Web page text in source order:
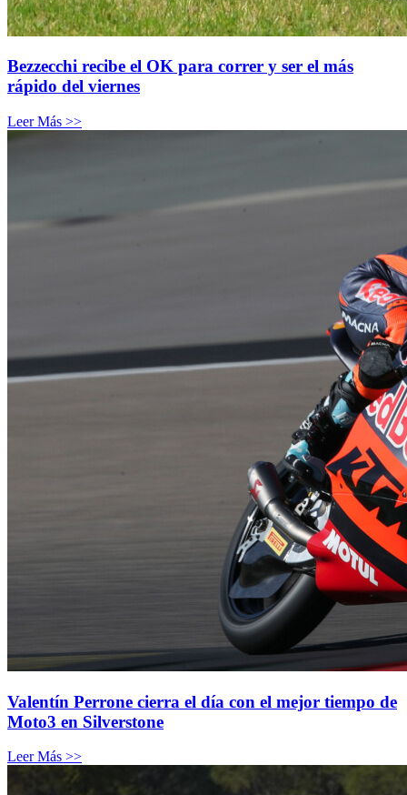
Bezzecchi recibe el OK para correr y ser el más
rápido del viernes
Leer Más >>
Valentín Perrone cierra el día con el mejor tiempo de
Moto3 en Silverstone
Leer Más >>